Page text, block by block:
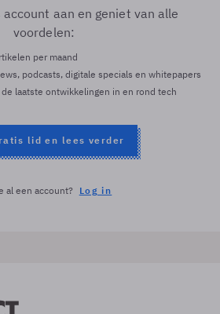
aan en geniet van alle
voordelen:
per maand
podcasts, digitale specials en whitepapers
laatste ontwikkelingen in en rond tech
lid en lees verder
al een account? Log in